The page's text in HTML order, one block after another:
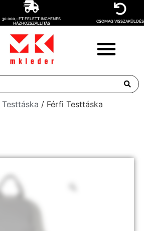
30 000,- FT FELETT INGYENES
HÁZHOZSZÁLLÍTÁS
CSOMAG VISSZAKÜLDÉS
Testtáska / Férfi Testtáska